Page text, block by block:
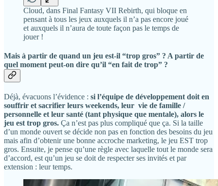
Cloud, dans Final Fantasy VII Rebirth, qui bloque en
pensant à tous les jeux auxquels il n’a pas encore joué
et auxquels il n’aura de toute façon pas le temps de
jouer !
Mais à partir de quand un jeu est-il “trop gros” ? A partir de
quel moment peut-on dire qu’il “en fait de trop” ?
Déjà, évacuons l’évidence : si l’équipe de développement doit en
souffrir et sacrifier leurs weekends, leur vie de famille /
personnelle et leur santé (tant physique que mentale), alors le
jeu est trop gros. Ça n’est pas plus compliqué que ça. Si la taille
d’un monde ouvert se décide non pas en fonction des besoins du jeu
mais afin d’obtenir une bonne accroche marketing, le jeu EST trop
gros. Ensuite, je pense qu’une règle avec laquelle tout le monde sera
d’accord, est qu’un jeu se doit de respecter ses invités et par
extension : leur temps.